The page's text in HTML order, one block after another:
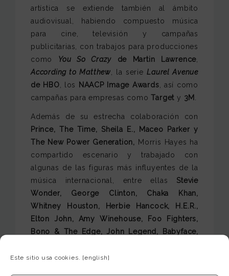
Este sitio usa cookies. [english]
artística se extiende también al ámbito
audiovisual, habiendo compuesto música
para cine, televisión y campañas
publicitarias, con trabajos para producciones
como You So Crazy de Martin Lawrence
According to Matthew , la serieLaurel Avenue
de HBO , los NAACP Image Awards , así como
campañas para empresas comoTarget y 3M
Además de su estrecha colaboración con
Prince, The Time, Sheila E., Maceo Parker y
The New Power Generation,
Morris Hayes ha
compartido escenario y trabajado con
algunas de las figuras más influyentes de la
música internacional, entre ellas Stevie
Wonder, George Clinton, Chaka Khan,
Whitney Houston, Herbie Hancock, H.E.R.,
Elton John, Amy Winehouse, Foo Fighters,
Bono & The Edge, John Legend, Babyface,
Earth, Wind & Fire, Kenny Loggins, George